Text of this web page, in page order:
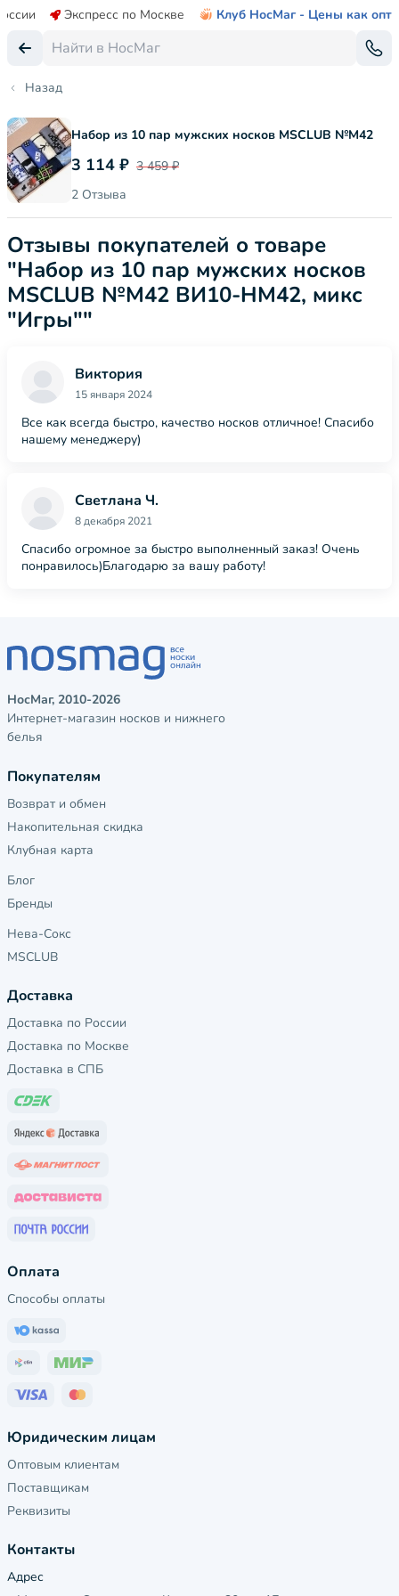
Экспресс по Москве Клуб НосМаг - Цены как опт
Назад
Набор из 10 пар мужских носков MSCLUB №М42
3 114 ₽ 3 459 ₽
2 Отзыва
Отзывы покупателей о товаре
"Набор из 10 пар мужских носков
MSCLUB №М42 ВИ10-НМ42, микс
"Игры""
Виктория
15 января 2024
Все как всегда быстро, качество носков отличное! Спасибо
нашему менеджеру)
Светлана Ч.
8 декабря 2021
Спасибо огромное за быстро выполненный заказ! Очень
понравилось)Благодарю за вашу работу!
НосМаг, 2010-2026
Интернет-магазин носков и нижнего
белья
Покупателям
Возврат и обмен
Накопительная скидка
Клубная карта
Блог
Бренды
Нева-Сокс
MSCLUB
Доставка
Доставка по России
Доставка по Москве
Доставка в СПБ
Оплата
Способы оплаты
Юридическим лицам
Оптовым клиентам
Поставщикам
Реквизиты
Контакты
Адрес